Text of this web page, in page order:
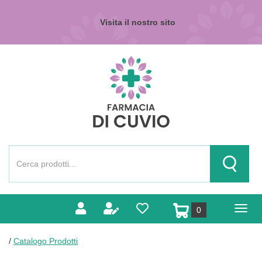
Visita il nostro sito
Prodotto
Cerca
0prodotti
inseriti
/ Catalogo Prodotti